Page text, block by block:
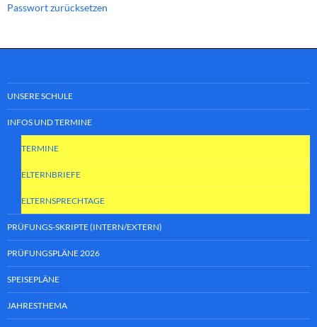
Passwort zurücksetzen
UNSERE SCHULE
INFOS UND TERMINE
TERMINE
ELTERNBRIEFE
ELTERNSPRECHTAGE
PRÜFUNGS-SKRIPTE (INTERN/EXTERN)
PRÜFUNGSPLÄNE 2026
SPEISEPLÄNE
JAHRESTHEMA